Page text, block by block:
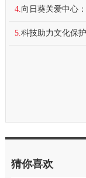
4.向日葵关爱中心
5.科技助力文化保
猜你喜欢